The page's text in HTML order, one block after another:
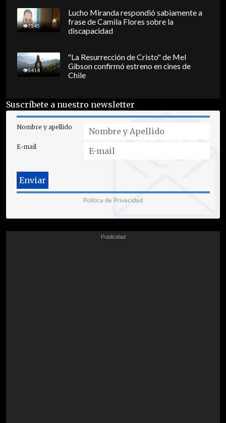
7545
Lucho Miranda respondió sabiamente a
frase de Camila Flores sobre la
discapacidad
5414
"La Resurrección de Cristo" de Mel
Gibson confirmó estreno en cines de
Chile
Suscríbete a nuestro newsletter
Nombre y apellido
E-mail
Política de Privacidad